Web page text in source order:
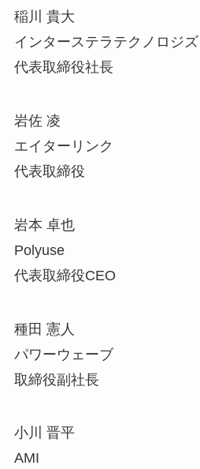
稲川 貴大
インターステラテクノロジズ
代表取締役社長
岩佐 凌
エイターリンク
代表取締役
岩本 卓也
Polyuse
代表取締役CEO
種田 憲人
パワーウェーブ
取締役副社長
小川 晋平
AMI